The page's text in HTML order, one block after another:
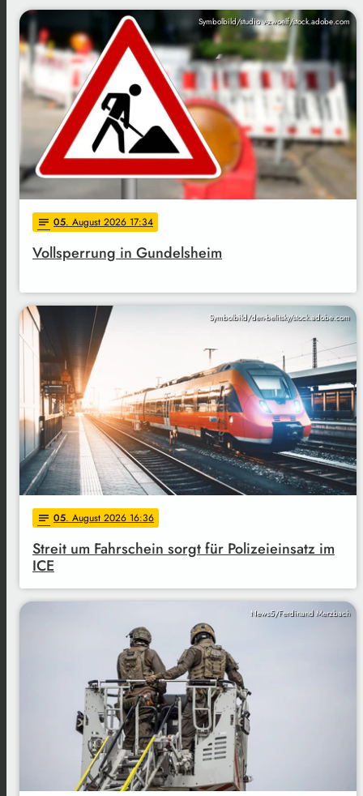
Symbolbild/studio v-zwoelf/stock.adobe.com
notes 05. August 2026 17:34
Vollsperrung in Gundelsheim
Symbolbild/den-belitsky/stock.adobe.com
notes 05. August 2026 16:36
Streit um Fahrschein sorgt für Polizeieinsatz im
ICE
News5/Ferdinand Merzbach